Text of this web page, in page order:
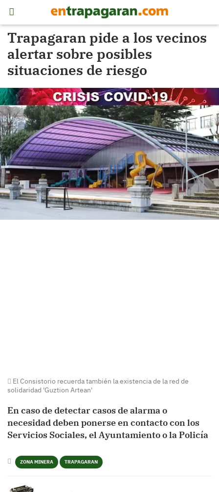
Trapagaran pide a los vecinos
alertar sobre posibles
situaciones de riesgo
El Consistorio recuerda también la existencia de la red de
solidaridad 'Guztion Artean'
En caso de detectar casos de alarma o
necesidad deben ponerse en contacto con los
Servicios Sociales, el Ayuntamiento o la Policía
ZONA MINERA TRAPAGARAN